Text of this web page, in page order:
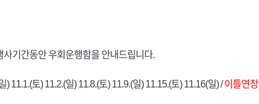
기간동안 우회운행함을 안내드립니다.
) 11.1.(토) 11.2.(일) 11.8.(토) 11.9.(일) 11.15.(토) 11.16(일) /이틀연장